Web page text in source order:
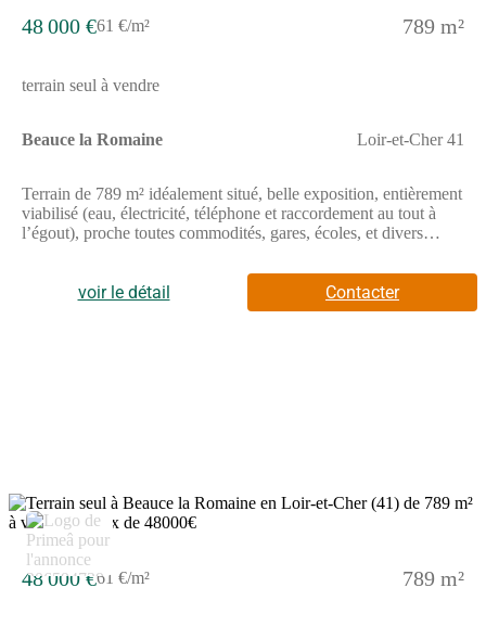
48 000 €61 €/m² 789 m²
terrain seul à vendre
Beauce la Romaine Loir-et-Cher 41
Terrain de 789 m² idéalement situé, belle exposition, entièrement
viabilisé (eau, électricité, téléphone et raccordement au tout à
l’égout), proche toutes commodités, gares, écoles, et divers
d'agence et de notaire à la charge de l'acquéreur. Ce terrain vous
est proposé, par nos partenaires fonciers, dans le cadre d'un
projet de construction avec nous. Les informations sur les
voir le détail Contacter
48 000 €61 €/m² 789 m²